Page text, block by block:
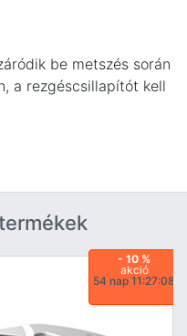
be metszés során
a rezgéscsillapítót kell
- 10 %
akció
54 nap 11:27:07